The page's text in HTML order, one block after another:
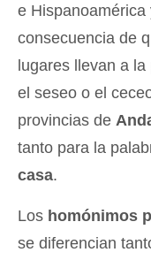
e
consecuencia de
lugares llevan a
el seseo o el
provincias de
tanto para la
casa.
Los homónimos
se diferencian